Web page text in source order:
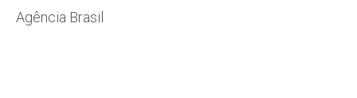
Agência Brasil